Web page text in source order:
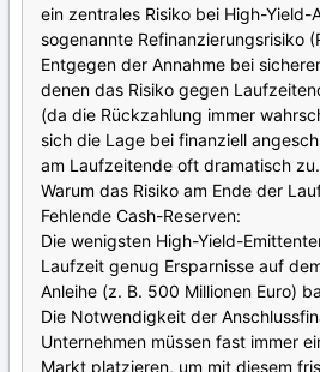
ein zentrales Risiko bei High-Yield-
sogenannte Refinanzierungsrisiko
Entgegen der Annahme bei
denen das Risiko gegen
(da die Rückzahlung immer
sich die Lage bei finanziell
am Laufzeitende oft dramatisch zu.
Warum das Risiko am Ende der
Fehlende Cash-Reserven:
Die wenigsten High-Yield-
Laufzeit genug Ersparnisse auf
Anleihe (z. B. 500 Millionen Euro)
Die Notwendigkeit der
Unternehmen müssen fast immer
Markt platzieren, um mit diesem